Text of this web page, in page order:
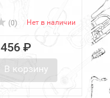
(0) Нет в наличии
456 ₽
В корзину